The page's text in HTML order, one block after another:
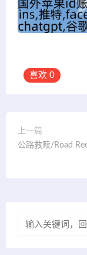
喜欢 0
上一篇
公路救赎/Road